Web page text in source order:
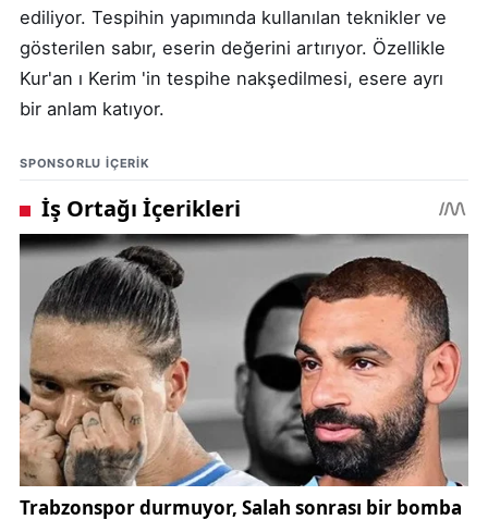
ediliyor. Tespihin yapımında kullanılan teknikler ve
gösterilen sabır, eserin değerini artırıyor. Özellikle
Kur'an ı Kerim 'in tespihe nakşedilmesi, esere ayrı
bir anlam katıyor.
SPONSORLU IÇERIK